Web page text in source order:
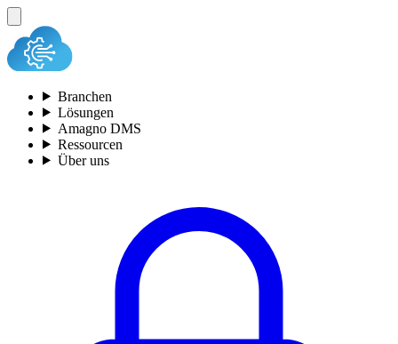
Branchen
Lösungen
Amagno DMS
Ressourcen
Über uns